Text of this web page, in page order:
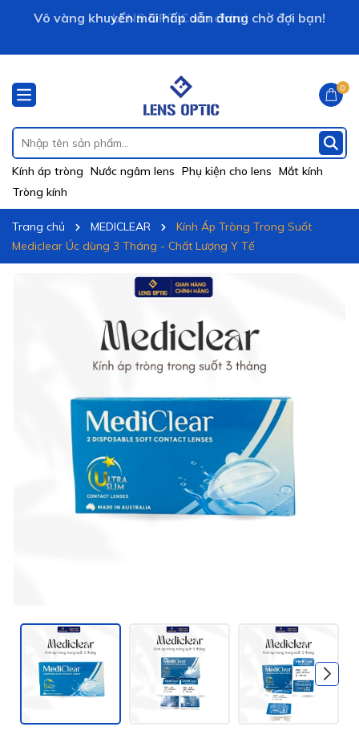
LENS OPTIC xin chào!
Vô vàng khuyến mãi hấp dẫn đang chờ đợi bạn!
Kính áp tròng Nước ngâm lens Phụ kiện cho lens Mắt kính
Tròng kính
0
Trang chủ MEDICLEAR
Kính Áp Tròng Trong Suốt
Mediclear Úc dùng 3 Tháng - Chất Lượng Y Tế